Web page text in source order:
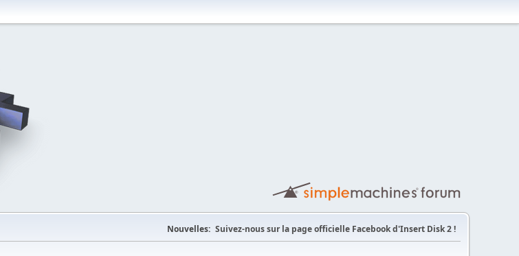
Nouvelles: Suivez-nous sur la page officielle Facebook d'Insert Disk 2 !